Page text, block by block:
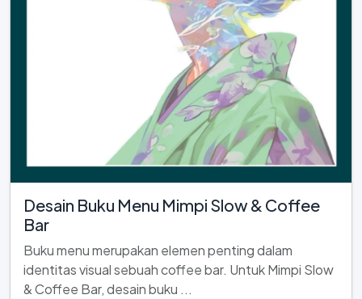
Desain Buku Menu Mimpi Slow & Coffee
Bar
Buku menu merupakan elemen penting dalam
identitas visual sebuah coffee bar. Untuk Mimpi Slow
& Coffee Bar, desain buku ...